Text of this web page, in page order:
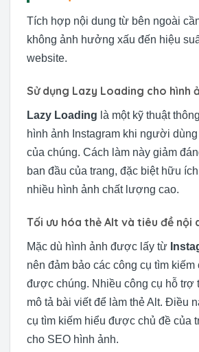
Tích hợp nội dung từ bên ngoài
không ảnh hưởng xấu đến hiệu
website.
Sử dụng Lazy Loading cho hình
Lazy Loading là một kỹ thuật
hình ảnh Instagram khi người
của chúng. Cách làm này giảm
ban đầu của trang, đặc biệt hữu
nhiều hình ảnh chất lượng cao.
Tối ưu hóa thẻ Alt và tiêu đề nội
Mặc dù hình ảnh được lấy từ
nên đảm bảo các công cụ tìm kiếm
được chúng. Nhiều công cụ hỗ trợ
mô tả bài viết để làm thẻ Alt. Điều
cụ tìm kiếm hiểu được chủ đề của
cho SEO hình ảnh.